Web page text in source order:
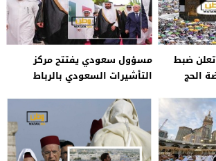
ضبط
الحج
مسؤول سعودي يفتتح مركز
التأشيرات السعودي بالرباط